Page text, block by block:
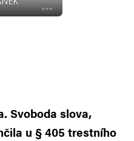
Svoboda slova,
u § 405 trestního